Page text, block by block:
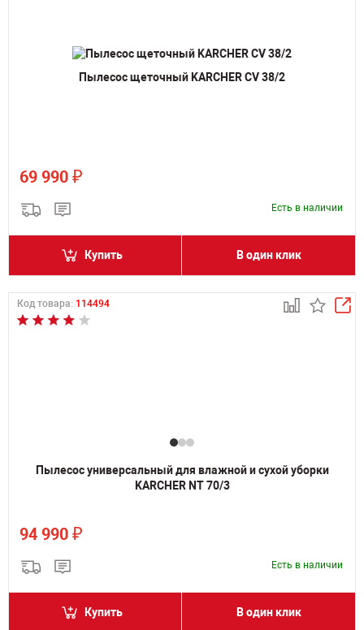
Пылесос щеточный KARCHER CV 38/2
69 990 ₽
Есть в наличии
Купить В один клик
Код товара: 114494
Пылесос универсальный для влажной и сухой уборки
KARCHER NT 70/3
94 990 ₽
Есть в наличии
Купить В один клик